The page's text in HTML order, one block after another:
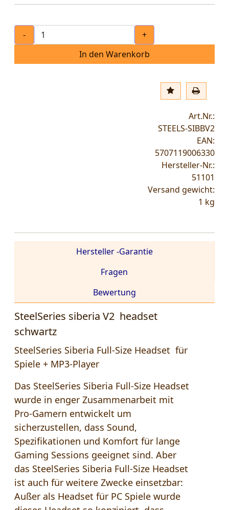
-
+
In den Warenkorb
Art.Nr.:
STEELS-SIBBV2
EAN:
5707119006330
Hersteller-Nr.:
51101
Versand gewicht:
1 kg
SteelSeries siberia V2 headset
schwartz
SteelSeries Siberia Full-Size Headset für
Spiele + MP3-Player
Das SteelSeries Siberia Full-Size Headset
wurde in enger Zusammenarbeit mit
Pro-Gamern entwickelt um
sicherzustellen, dass Sound,
Spezifikationen und Komfort für lange
Gaming Sessions geeignet sind. Aber
das SteelSeries Siberia Full-Size Headset
ist auch für weitere Zwecke einsetzbar:
Außer als Headset für PC Spiele wurde
Hersteller -Garantie
Fragen
Bewertung